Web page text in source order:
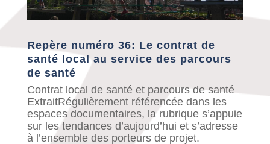
Repère numéro 36: Le contrat de
santé local au service des parcours
de santé
Contrat local de santé et parcours de santé
ExtraitRégulièrement référencée dans les
espaces documentaires, la rubrique s’appuie
sur les tendances d’aujourd’hui et s’adresse
à l’ensemble des porteurs de projet.